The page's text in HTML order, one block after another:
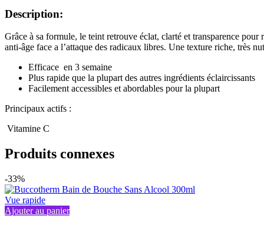
Description:
Grâce à sa formule, le teint retrouve éclat, clarté et transparence
anti-âge face a l’attaque des radicaux libres. Une texture riche, très
Efficace en 3 semaine
Plus rapide que la plupart des autres ingrédients éclaircissants
Facilement accessibles et abordables pour la plupart
Principaux actifs :
Vitamine C
Produits connexes
-33%
Vue rapide
Ajouter au panier